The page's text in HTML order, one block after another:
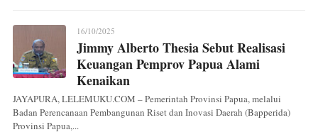
16/10/2025
Jimmy Alberto Thesia Sebut Realisasi
Keuangan Pemprov Papua Alami
Kenaikan
JAYAPURA, LELEMUKU.COM – Pemerintah Provinsi Papua, melalui
Badan Perencanaan Pembangunan Riset dan Inovasi Daerah (Bapperida)
Provinsi Papua,...